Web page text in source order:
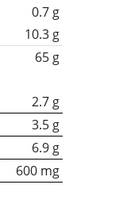
0.7 g
10.3 g
65 g
2.7 g
3.5 g
6.9 g
600 mg